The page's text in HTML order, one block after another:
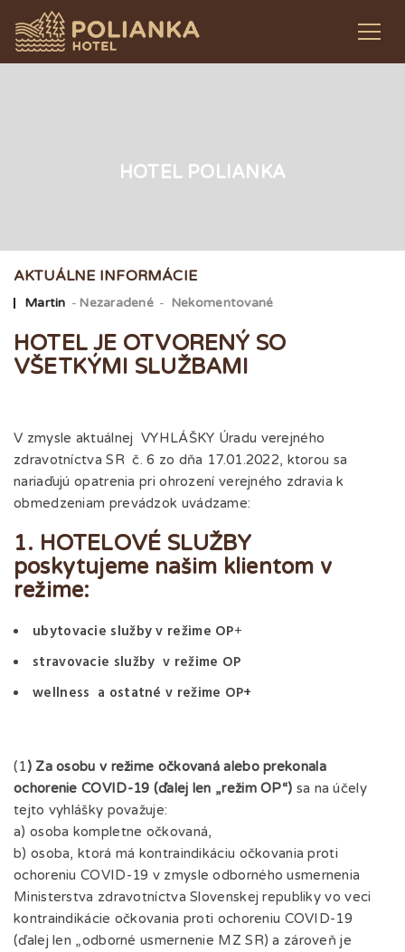
HOTEL POLIANKA
AKTUÁLNE INFORMÁCIE
Od
Martin Nezaradené Nekomentované
HOTEL JE OTVORENÝ SO
VŠETKÝMI SLUŽBAMI
V zmysle aktuálnej VYHLÁŠKY Úradu verejného
zdravotníctva SR č. 6 zo dňa 17.01.2022, ktorou sa
nariaďujú opatrenia pri ohrození verejného zdravia k
obmedzeniam prevádzok uvádzame:
1. HOTELOVÉ SLUŽBY
poskytujeme našim klientom v
režime:
ubytovacie službyv režime OP+
stravovacie služby v režime OP
wellness a ostatné v režime OP+
(1) Za osobu v režime očkovaná alebo prekonala
ochorenie COVID-19 (ďalej len „režim OP“) sa na účely
tejto vyhlášky považuje:
a) osoba kompletne očkovaná,
b) osoba, ktorá má kontraindikáciu očkovania proti
ochoreniu COVID-19 v zmysle odborného usmernenia
Ministerstva zdravotníctva Slovenskej republiky vo veci
kontraindikácie očkovania proti ochoreniu COVID-19
(ďalej len „odborné usmernenie MZ SR) a zároveň je